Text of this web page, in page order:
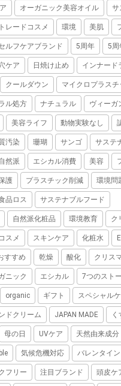
オーガニック美容オイル サ
レードコスメ 環境 美肌
ルフケアブランド 5周年 5周
ケア 日焼け止め インナード
クールダウン マイクロプラスチ
ル処方 ナチュラル ヴィーガ
美容ライフ 動物実験なし
汚染 珊瑚 サンゴ サステ
然派 エシカル消費 美容
護 プラスチック削減 環境問
品ロス サステナブルフード
自然派化粧品 環境教育 ク
コスメ スキンケア 化粧水
すすめ 乾燥 酸化 クリス
ニック エシカル 7つのスト
organic ギフト スペシャル
ドクリーム JAPAN MADE
母の日 UVケア 天然由来成分
気候危機対応 バレンタイン
フリー 注目ブランド 頭皮ケ